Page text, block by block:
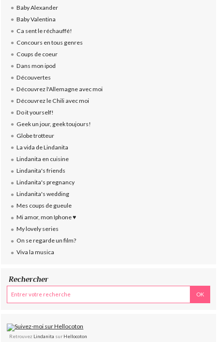
Baby Alexander
Baby Valentina
Ca sent le réchauffé!
Concours en tous genres
Coups de coeur
Dans mon ipod
Découvertes
Découvrez l'Allemagne avec moi
Découvrez le Chili avec moi
Do it yourself!
Geek un jour, geek toujours!
Globe trotteur
La vida de Lindanita
Lindanita en cuisine
Lindanita's friends
Lindanita's pregnancy
Lindanita's wedding
Mes coups de gueule
Mi amor, mon Iphone ♥
My lovely series
On se regarde un film?
Viva la musica
Rechercher
Retrouvez Lindanita sur Hellocoton